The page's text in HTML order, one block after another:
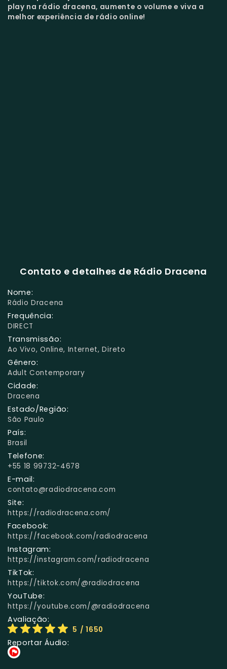
play na rádio dracena, aumente o volume e viva a
melhor experiência de rádio online!
Contato e detalhes de Rádio Dracena
Nome:
Rádio Dracena
Frequência:
DIRECT
Transmissão:
Ao Vivo, Online, Internet, Direto
Gênero:
Adult Contemporary
Cidade:
Dracena
Estado/Região:
São Paulo
País:
Brasil
Telefone:
+55 18 99732-4678
E-mail:
contato@radiodracena.com
Site:
https://radiodracena.com/
Facebook:
https://facebook.com/radiodracena
Instagram:
https://instagram.com/radiodracena
TikTok:
https://tiktok.com/@radiodracena
YouTube:
https://youtube.com/@radiodracena
Avaliação:
5 / 1650
Reportar Áudio: